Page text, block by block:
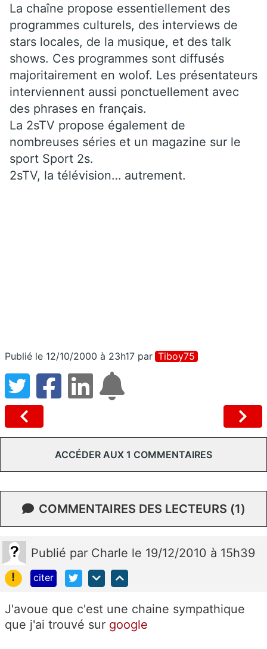
La chaîne propose essentiellement des
programmes culturels, des interviews de
stars locales, de la musique, et des talk
shows. Ces programmes sont diffusés
majoritairement en wolof. Les présentateurs
interviennent aussi ponctuellement avec
des phrases en français.
La 2sTV propose également de
nombreuses séries et un magazine sur le
sport Sport 2s.
2sTV, la télévision… autrement.
Publié le 12/10/2000 à 23h17 par Tiboy75
ACCÉDER AUX 1 COMMENTAIRES
COMMENTAIRES DES LECTEURS (1)
Publié par Charle le 19/12/2010 à 15h39
!
citer
J'avoue que c'est une chaine sympathique
que j'ai trouvé sur google